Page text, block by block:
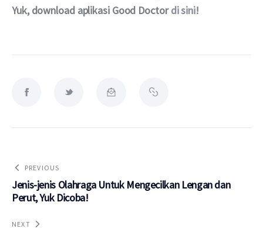
Yuk, download aplikasi Good Doctor di sini!
PREVIOUS
Jenis-jenis Olahraga Untuk Mengecilkan Lengan dan
Perut, Yuk Dicoba!
NEXT